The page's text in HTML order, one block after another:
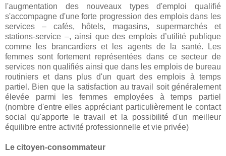
l'augmentation des nouveaux types d'emploi qualifié
s'accompagne d'une forte progression des emplois dans les
services – cafés, hôtels, magasins, supermarchés et
stations-service –, ainsi que des emplois d’utilité publique
comme les brancardiers et les agents de la santé. Les
femmes sont fortement représentées dans ce secteur de
services non qualifiés ainsi que dans les emplois de bureau
routiniers et dans plus d'un quart des emplois à temps
partiel. Bien que la satisfaction au travail soit généralement
élevée parmi les femmes employées à temps partiel
(nombre d'entre elles appréciant particulièrement le contact
social qu'apporte le travail et la possibilité d'un meilleur
équilibre entre activité professionnelle et vie privée)
Le citoyen-consommateur